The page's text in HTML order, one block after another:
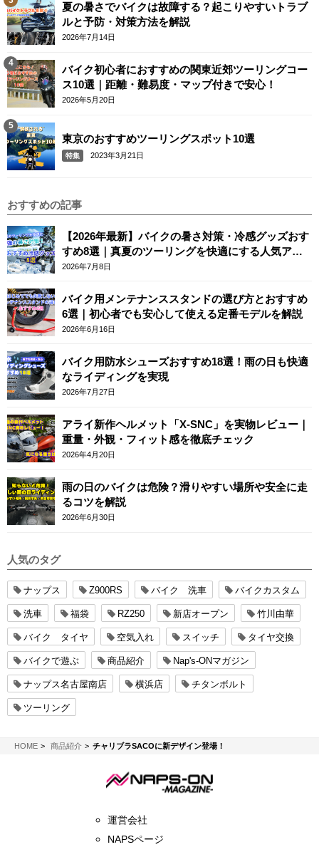
夏の暑さでバイクは故障する？起こりやすいトラブ
ルと予防・対策方法を解説
2026年7月14日
バイク初心者におすすめの関東近郊ツーリングコー
ス10選｜距離・難易度・マップ付きで安心！
2026年5月20日
東京のおすすめツーリングスポット10選
特集 2023年3月21日
おすすめの記事
【2026年最新】バイクの暑さ対策・冷感グッズおす
すめ8選｜真夏のツーリングを快適にする人気アイ
テム
2026年7月8日
バイク用メンテナンススタンドの選び方とおすすめ
6選｜初心者でも安心して使える定番モデルを解説
2026年6月16日
バイク用防水シューズおすすめ18選！雨の日も快適
なライディングを実現
2026年7月27日
アライ新作ヘルメット「X-SNC」を実物レビュー｜
重量・外観・フィット感を徹底チェック
2026年4月20日
雨の日のバイクは危険？滑りやすい場所や安全に走
るコツを解説
2026年6月30日
人気のタグ
ナップス Z900RS バイク 洗車 バイクカスタム
洗車 福袋 RZ250 新店オープン 竹川由華
バイク タイヤ 空気入れ スイッチ タイヤ交換
バイクで遊ぶ 商品紹介 Nap's-ONマガジン
ナップス名古屋南店 横浜店 チタンボルト
ツーリング
HOMENAPS-ON マガジン
商品紹介 チャリブラSACOに新デザイン登場！
運営会社
NAPSページ